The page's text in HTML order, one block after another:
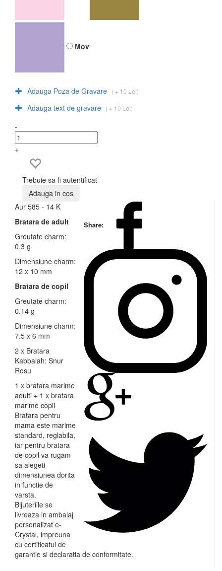
Mov
Adauga Poza de Gravare ( + 10 Lei)
Adauga text de gravare ( + 10 Lei)
-
+
Trebuie sa fi autentificat
Adauga in cos
Share:
Aur 585 - 14 K
Bratara de adult
Greutate charm:
0.3 g
Dimensiune charm:
12 x 10 mm
Bratara de copil
Greutate charm:
0.14 g
Dimensiune charm:
7.5 x 6 mm
2 x Bratara
Kabbalah: Snur
Rosu
1 x bratara marime
adulti + 1 x bratara
marime copii
Bratara pentru
mama este marime
standard, reglabila,
iar pentru bratara
de copil va rugam
sa alegeti
dimensiunea dorita
in functie de
varsta.
Bijuteriile se
livreaza in ambalaj
personalizat e-
Crystal, impreuna
cu certificatul de
garantie si declaratia de conformitate.